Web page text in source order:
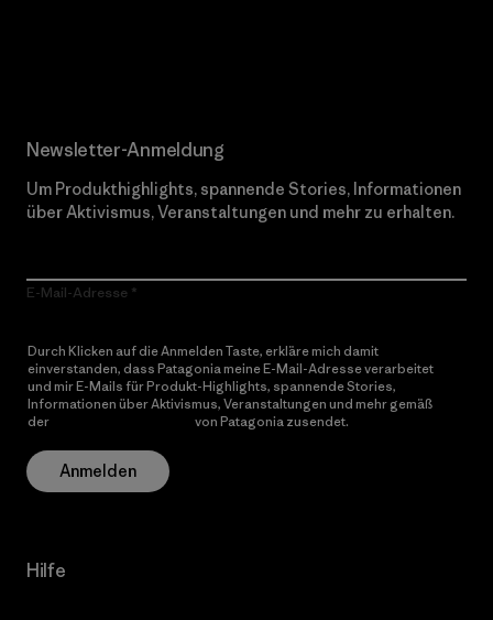
Newsletter-Anmeldung
Um Produkthighlights, spannende Stories, Informationen
über Aktivismus, Veranstaltungen und mehr zu erhalten.
E-Mail-Adresse
Durch Klicken auf die Anmelden Taste, erkläre mich damit
einverstanden, dass Patagonia meine E-Mail-Adresse verarbeitet
und mir E-Mails für Produkt-Highlights, spannende Stories,
Informationen über Aktivismus, Veranstaltungen und mehr gemäß
der
von Patagonia zusendet.
Anmelden
Hilfe